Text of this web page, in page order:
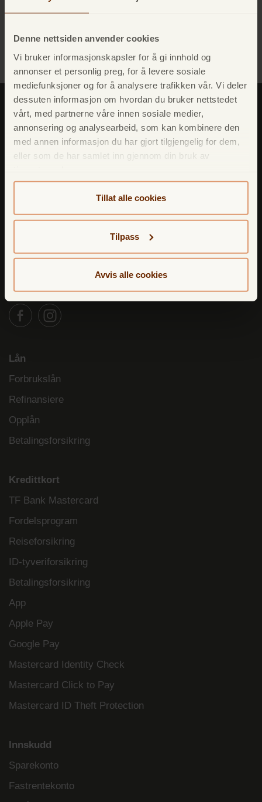
Denne nettsiden anvender cookies
Vi bruker informasjonskapsler for å gi innhold og
annonser et personlig preg, for å levere sosiale
mediefunksjoner og for å analysere trafikken vår. Vi deler
dessuten informasjon om hvordan du bruker nettstedet
vårt, med partnerne våre innen sosiale medier,
annonsering og analysearbeid, som kan kombinere den
med annen informasjon du har gjort tilgjengelig for dem,
eller som de har samlet inn gjennom din bruk av
Tillat alle cookies
Tilpass
Avvis alle cookies
Angrerett
Markeveien 1A,
TF Bank Nordic AB NUF
Markeveien 1A,
Lån
Forbrukslån
Refinansiere
Opplån
Betalingsforsikring
Kredittkort
TF Bank Mastercard
Fordelsprogram
Reiseforsikring
ID-tyveriforsikring
Betalingsforsikring
App
Apple Pay
Google Pay
Mastercard Identity Check
Mastercard Click to Pay
Mastercard ID Theft Protection
Innskudd
Sparekonto
Fastrentekonto